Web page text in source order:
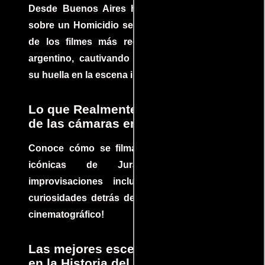
Desde Buenos Aires hasta el mundo, Tesis
sobre un Homicidio se ha convertido en uno
de los filmes más recomendados del cine
argentino, cautivando audiencias y dejando
su huella en la escena internacional.
Lo que Realmente Sucedió detrás
de las cámaras en Jurassic Park
Conoce cómo se filmaron algunas escenas
icónicas de Jurassic Park, con
improvisaciones incluidas. ¡Descubre las
curiosidades detrás del rodaje de un clásico
cinematográfico!
Las mejores escenas de acción